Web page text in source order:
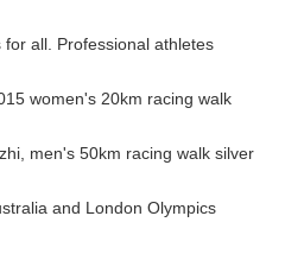
all. Professional athletes
women's 20km racing walk
men's 50km racing walk silver
and London Olympics